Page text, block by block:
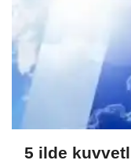
5 ilde